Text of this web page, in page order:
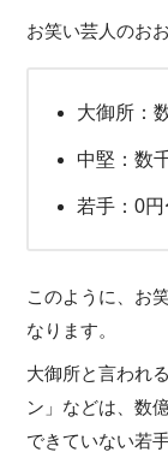
お笑い芸人のお
大御所：
中堅：数
若手：0
このように、お
なります。
大御所と言われ
ン」などは、数
できていない若